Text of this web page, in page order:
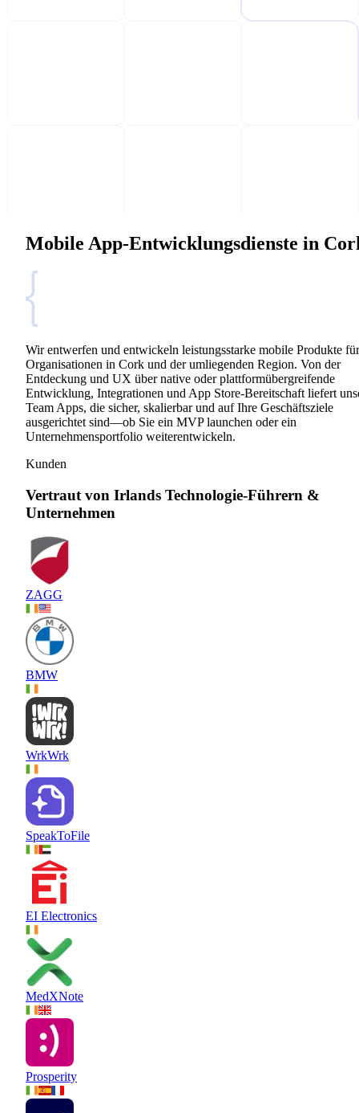
Mobile App-Entwicklungsdienste in
Wir entwerfen und entwickeln leistungsstarke mobile Produkte für
Organisationen in Cork und der umliegenden Region. Von der
Entdeckung und UX über native oder plattformübergreifende
Entwicklung, Integrationen und App Store-Bereitschaft liefert
Team Apps, die sicher, skalierbar und auf Ihre Geschäftsziele
ausgerichtet sind—ob Sie ein MVP launchen oder ein
Unternehmensportfolio weiterentwickeln.
Kunden
Vertraut von Irlands Technologie-Führern &
Unternehmen
ZAGG
BMW
WrkWrk
SpeakToFile
EI Electronics
MedXNote
Prosperity